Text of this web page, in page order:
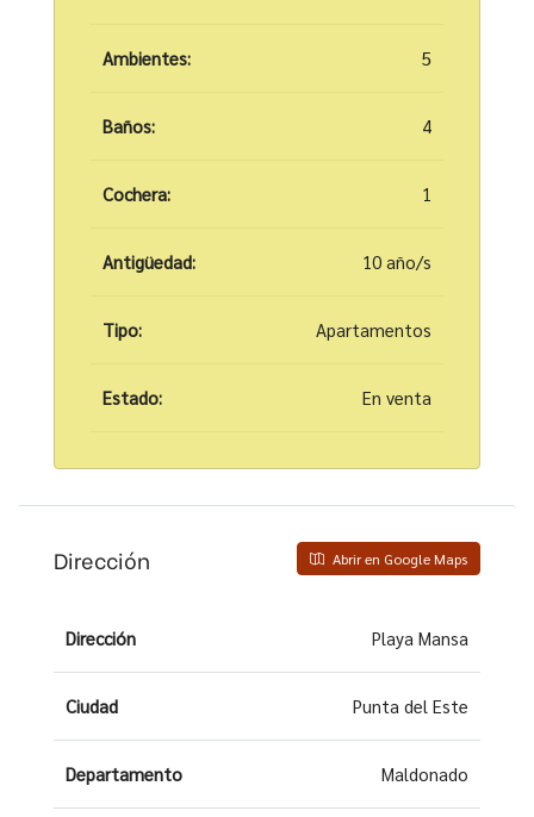
Ambientes: 5
Baños: 4
Cochera: 1
Antigüedad: 10 año/s
Tipo: Apartamentos
Estado: En venta
Dirección Abrir en Google Maps
Dirección Playa Mansa
Ciudad Punta del Este
Departamento Maldonado